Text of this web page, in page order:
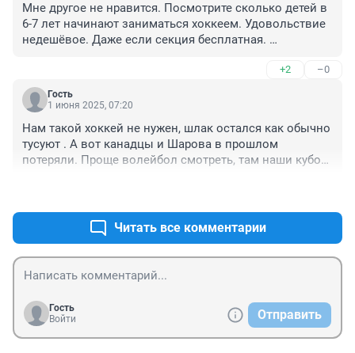
Мне другое не нравится. Посмотрите сколько детей в
6-7 лет начинают заниматься хоккеем. Удовольствие
недешёвое. Даже если секция бесплатная.
многие талантливые ребята бросают хоккей, не видя
дальнейших перспектив. Совсем от хоккея они не
отходят. Играют в ночных лигах или в корпоративных
попадают.
+2 –0
Гость
1 июня 2025, 07:20
Нам такой хоккей не нужен, шлак остался как обычно
тусуют . А вот канадцы и Шарова в прошлом
потеряли. Проще волейбол смотреть, там наши кубок
Читать все комментарии
Гость
Войти
Отправить